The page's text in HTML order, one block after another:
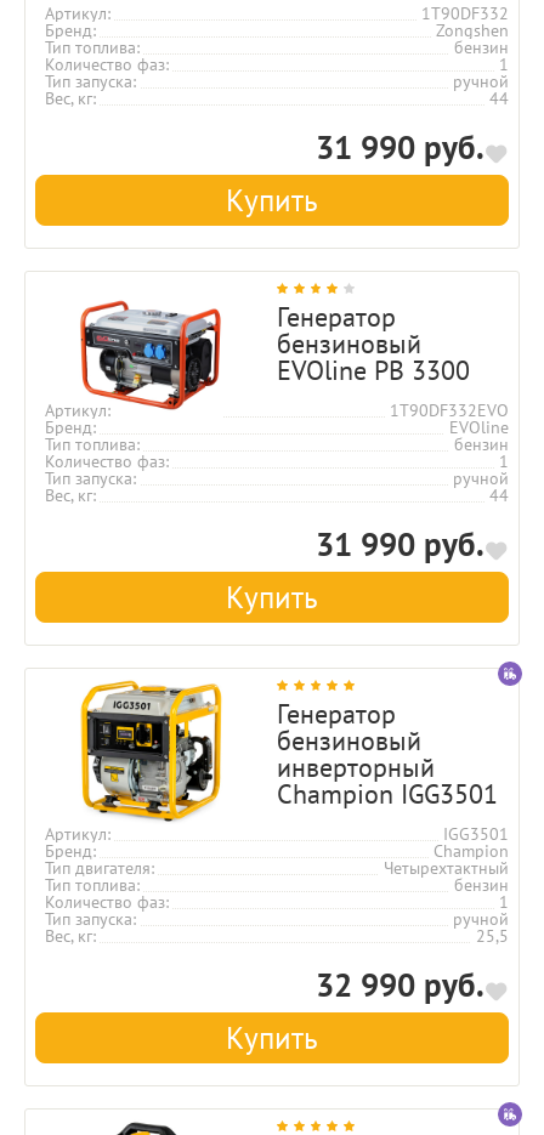
Артикул 1T90DF332
Бренд Zongshen
Тип топлива бензин
Количество фаз 1
Тип запуска ручной
Вес, кг 44
31 990 руб.
Купить
Генератор
бензиновый
EVOline PB 3300
Артикул 1T90DF332EVO
Бренд EVOline
Тип топлива бензин
Количество фаз 1
Тип запуска ручной
Вес, кг 44
31 990 руб.
Купить
Генератор
бензиновый
инверторный
Champion IGG3501
Артикул IGG3501
Бренд Champion
Тип двигателя Четырехтактный
Тип топлива бензин
Количество фаз 1
Тип запуска ручной
Вес, кг 25,5
32 990 руб.
Купить